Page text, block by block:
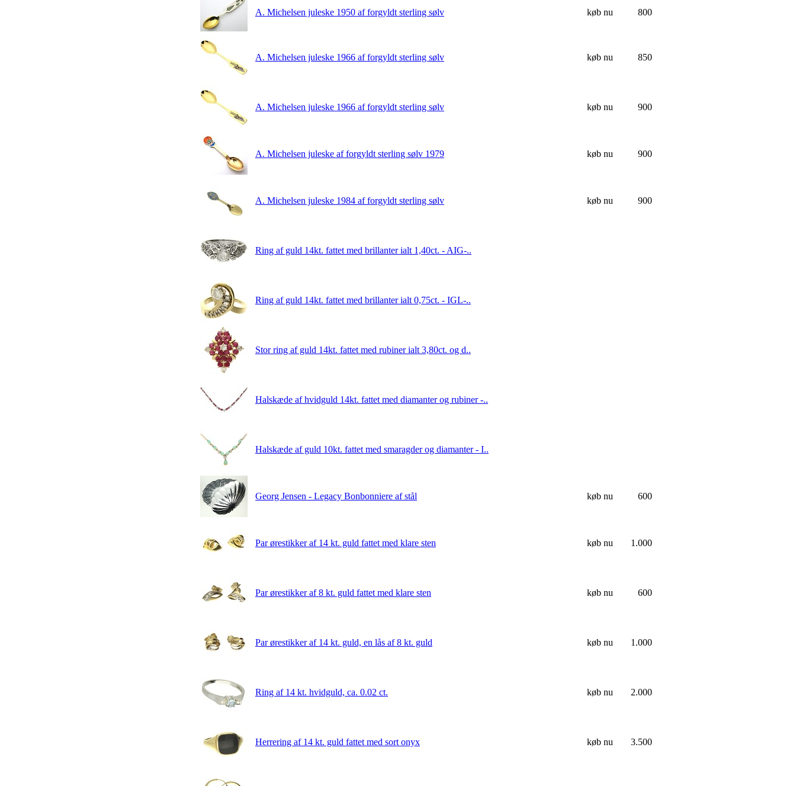
A. Michelsen juleske 1950 af forgyldt sterling sølv køb nu 800
A. Michelsen juleske 1966 af forgyldt sterling sølv køb nu 850
A. Michelsen juleske 1966 af forgyldt sterling sølv køb nu 900
A. Michelsen juleske af forgyldt sterling sølv 1979 køb nu 900
A. Michelsen juleske 1984 af forgyldt sterling sølv køb nu 900
Ring af guld 14kt. fattet med brillanter ialt 1,40ct. - AIG-..
Ring af guld 14kt. fattet med brillanter ialt 0,75ct. - IGL-..
Stor ring af guld 14kt. fattet med rubiner ialt 3,80ct. og d..
Halskæde af hvidguld 14kt. fattet med diamanter og rubiner -..
Halskæde af guld 10kt. fattet med smaragder og diamanter - I..
Georg Jensen - Legacy Bonbonniere af stål køb nu 600
Par ørestikker af 14 kt. guld fattet med klare sten køb nu 1.000
Par ørestikker af 8 kt. guld fattet med klare sten køb nu 600
Par ørestikker af 14 kt. guld, en lås af 8 kt. guld køb nu 1.000
Ring af 14 kt. hvidguld, ca. 0.02 ct. køb nu 2.000
Herrering af 14 kt. guld fattet med sort onyx køb nu 3.500